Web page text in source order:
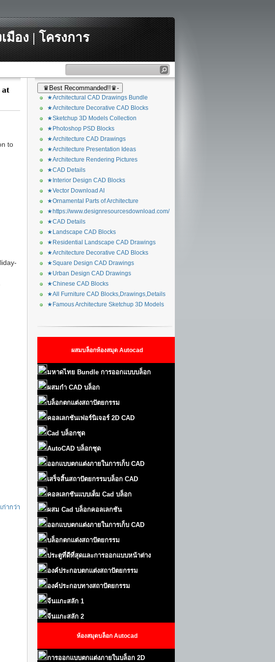
อง | โครงการ
at
to
ากว่า
♛Best Recommanded!!♛-
★Architectural CAD Drawings Bundle
★Architecture Decorative CAD Blocks
★Sketchup 3D Models Collection
★Photoshop PSD Blocks
★Architecture CAD Drawings
★Architecture Presentation Ideas
★Architecture Rendering Pictures
★CAD Details
★Interior Design CAD Blocks
★Vector Download AI
★Ornamental Parts of Architecture
★https://www.designresourcesdownload.com/
★CAD Details
★Landscape CAD Blocks
★Residential Landscape CAD Drawings
★Architecture Decorative CAD Blocks
★Square Design CAD Drawings
★Urban Design CAD Drawings
★Chinese CAD Blocks
★All Furniture CAD Blocks,Drawings,Details
★Famous Architecture Sketchup 3D Models
ผสมบล็อกห้องสมุด Autocad
มหาดไทย Bundle การออกแบบบล็อก
ผสมกำ CAD บล็อก
บล็อกตกแต่งสถาปัตยกรรม
คอลเลกชันเฟอร์นิเจอร์ 2D CAD
Cad บล็อกชุด
AutoCAD บล็อกชุด
ออกแบบตกแต่งภายในการเก็บ CAD
เสร็จสิ้นสถาปัตยกรรมบล็อก CAD
คอลเลกชันแบบเต็ม Cad บล็อก
ผสม Cad บล็อกคอลเลกชัน
ออกแบบตกแต่งภายในการเก็บ CAD
บล็อกตกแต่งสถาปัตยกรรม
ประตูที่ดีที่สุดและการออกแบบหน้าต่าง
องค์ประกอบตกแต่งสถาปัตยกรรม
องค์ประกอบทางสถาปัตยกรรม
จีนแกะสลัก 1
จีนแกะสลัก 2
ห้องสมุดบล็อก Autocad
การออกแบบตกแต่งภายในบล็อก 2D